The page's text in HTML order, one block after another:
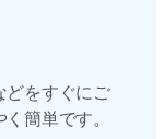
どをすぐにご
簡単です。